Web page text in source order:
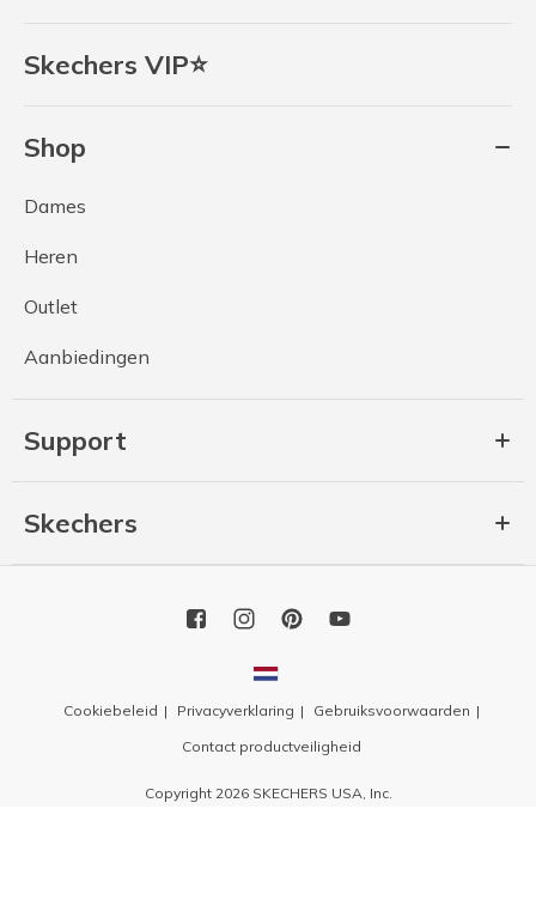
Skechers VIP⭐
Shop
Dames
Heren
Outlet
Aanbiedingen
Support
Skechers
Cookiebeleid Privacyverklaring
Gebruiksvoorwaarden
Contact productveiligheid
Copyright 2026 SKECHERS USA, Inc.